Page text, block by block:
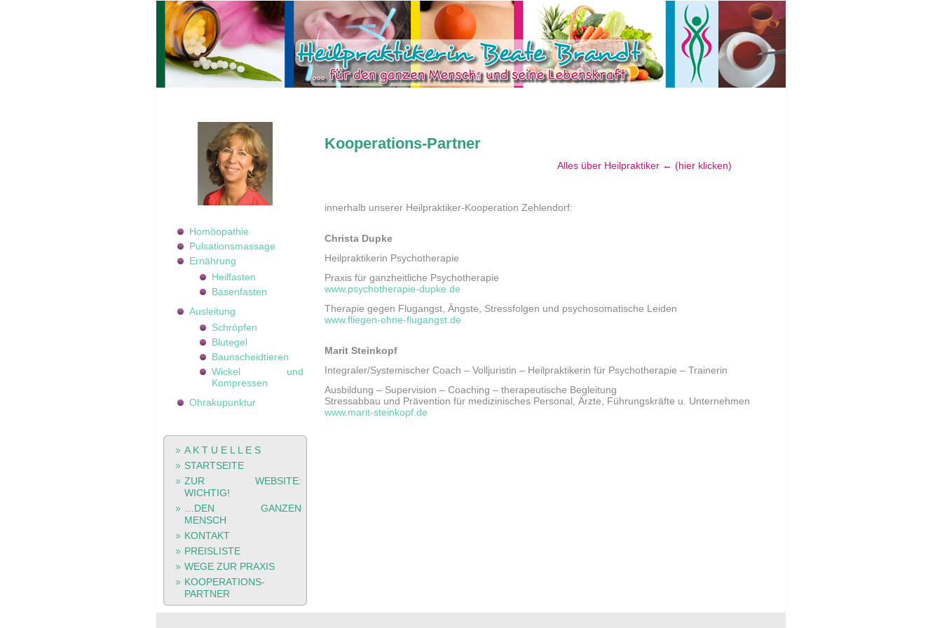
Homöopathie
Pulsationsmassage
Ernährung
Heilfasten
Basenfasten
Ausleitung
Schröpfen
Blutegel
Baunscheidtieren
Wickel und
Kompressen
Ohrakupunktur
A K T U E L L E S
STARTSEITE
ZUR WEBSITE:
WICHTIG!
DEN GANZEN
MENSCH
KONTAKT
PREISLISTE
WEGE ZUR PRAXIS
KOOPERATIONS-
PARTNER
Kooperations-Partner
Alles über Heilpraktiker ← (hier klicken)
innerhalb unserer Heilpraktiker-Kooperation Zehlendorf:
Christa Dupke
Heilpraktikerin Psychotherapie
Praxis für ganzheitliche Psychotherapie
www.psychotherapie-dupke.de
Therapie gegen Flugangst, Ängste, Stressfolgen und psychosomatische Leiden
www.fliegen-ohne-flugangst.de
Marit Steinkopf
Integraler/Systemischer Coach – Volljuristin – Heilpraktikerin für Psychotherapie – Trainerin
Ausbildung – Supervision – Coaching – therapeutische Begleitung
Stressabbau und Prävention für medizinisches Personal, Ärzte, Führungskräfte u. Unternehmen
www.marit-steinkopf.de